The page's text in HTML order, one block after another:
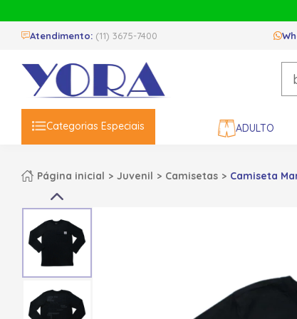
Atendimento: (11) 3675-7400
Categorias Especiais ADULTO
Página inicial Juvenil Camisetas Camiseta